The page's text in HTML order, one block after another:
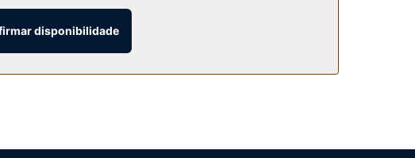
diariamente entre as 6:30 e as 10:30 mediante
disponibilidade